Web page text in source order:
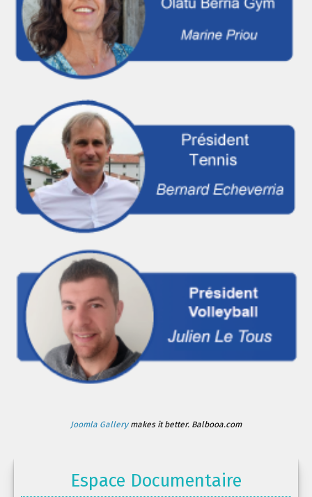
Joomla Gallerymakes it better. Balbooa.com
Espace Documentaire